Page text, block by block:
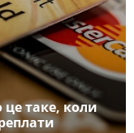
це таке, коли